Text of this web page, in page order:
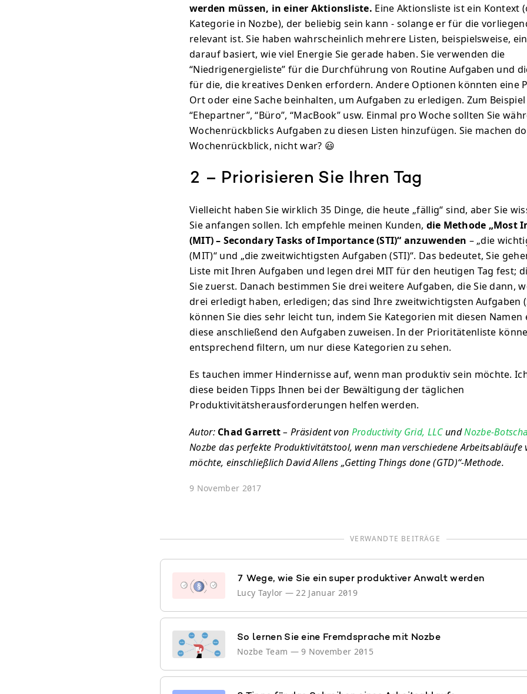
werden müssen, in einer Aktionsliste. Eine Aktionsliste ist ein Kontext
Kategorie in Nozbe), der beliebig sein kann - solange er für die
relevant ist. Sie haben wahrscheinlich mehrere Listen, beispielsweise,
darauf basiert, wie viel Energie Sie gerade haben. Sie verwenden die
“Niedrigenergieliste” für die Durchführung von Routine Aufgaben und
für die, die kreatives Denken erfordern. Andere Optionen könnten eine
Ort oder eine Sache beinhalten, um Aufgaben zu erledigen. Zum
“Ehepartner”, “Büro”, “MacBook” usw. Einmal pro Woche sollten Sie
Wochenrückblicks Aufgaben zu diesen Listen hinzufügen. Sie machen
Wochenrückblick, nicht war? 😃
2 – Priorisieren Sie Ihren Tag
Vielleicht haben Sie wirklich 35 Dinge, die heute „fällig“ sind, aber Sie
Sie anfangen sollen. Ich empfehle meinen Kunden, die Methode „Most
(MIT) – Secondary Tasks of Importance (STI)“ anzuwenden – „die
(MIT)“ und „die zweitwichtigsten Aufgaben (STI)“. Das bedeutet, Sie
Liste mit Ihren Aufgaben und legen drei MIT für den heutigen Tag fest;
Sie zuerst. Danach bestimmen Sie drei weitere Aufgaben, die Sie dann,
drei erledigt haben, erledigen; das sind Ihre zweitwichtigsten Aufgaben
können Sie dies sehr leicht tun, indem Sie Kategorien mit diesen Namen
diese anschließend den Aufgaben zuweisen. In der Prioritätenliste
entsprechend filtern, um nur diese Kategorien zu sehen.
Es tauchen immer Hindernisse auf, wenn man produktiv sein möchte.
diese beiden Tipps Ihnen bei der Bewältigung der täglichen
Produktivitätsherausforderungen helfen werden.
Autor: Chad Garrett – Präsident von Productivity Grid, LLCundNozbe-
Nozbe das perfekte Produktivitätstool, wenn man verschiedene Arbeitsabläufe
möchte, einschließlich David Allens „Getting Things done (GTD)“-Methode.
9 November 2017
VERWANDTE BEITRÄGE
7 Wege, wie Sie ein super produktiver Anwalt werden
Lucy Taylor —22 Januar 2019
So lernen Sie eine Fremdsprache mit Nozbe
Nozbe Team —9 November 2015